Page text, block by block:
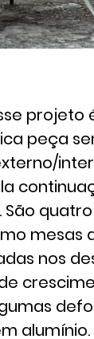
projeto
peça
São
mesas
nos
alumínio.